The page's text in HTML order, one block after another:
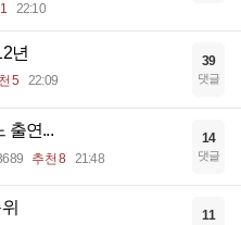
22:10
년
5 22:09
39
댓글
출연...
추천 8 21:48
14
댓글
11